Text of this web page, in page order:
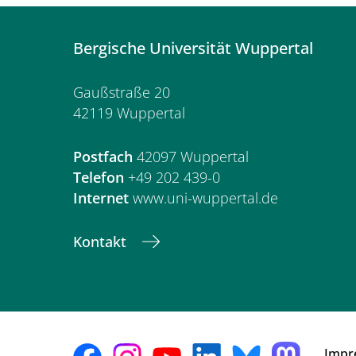
Bergische Universität Wuppertal
Gaußstraße 20
42119 Wuppertal
Postfach 42097 Wuppertal
Telefon +49 202 439-0
Internet www.uni-wuppertal.de
Kontakt